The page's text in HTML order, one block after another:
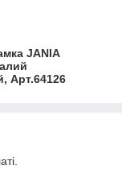
JANIA
Арт.64126